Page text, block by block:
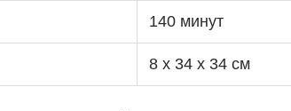
140 минут
8 х 34 х 34 см